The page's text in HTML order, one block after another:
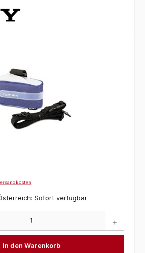
Sofort verfügbar
In den Warenkorb